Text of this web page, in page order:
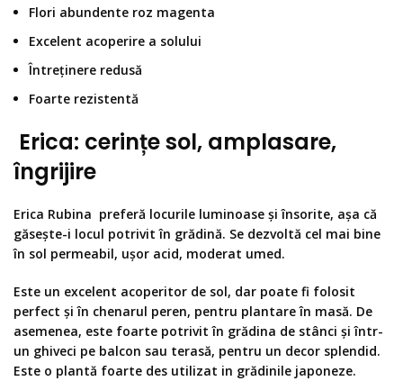
Flori abundente roz magenta
Excelent acoperire a solului
Întreținere redusă
Foarte rezistentă
Erica: cerințe sol, amplasare,
îngrijire
Erica Rubina preferă locurile luminoase și însorite, așa că
găsește-i locul potrivit în grădină. Se dezvoltă cel mai bine
în sol permeabil, ușor acid, moderat umed.
Este un excelent acoperitor de sol, dar poate fi folosit
perfect și în chenarul peren, pentru plantare în masă. De
asemenea, este foarte potrivit în grădina de stânci și într-
un ghiveci pe balcon sau terasă, pentru un decor splendid.
Este o plantă foarte des utilizat in grădinile japoneze.